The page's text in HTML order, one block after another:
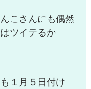
こさんにも偶然
ツイテるか
１月５日付け